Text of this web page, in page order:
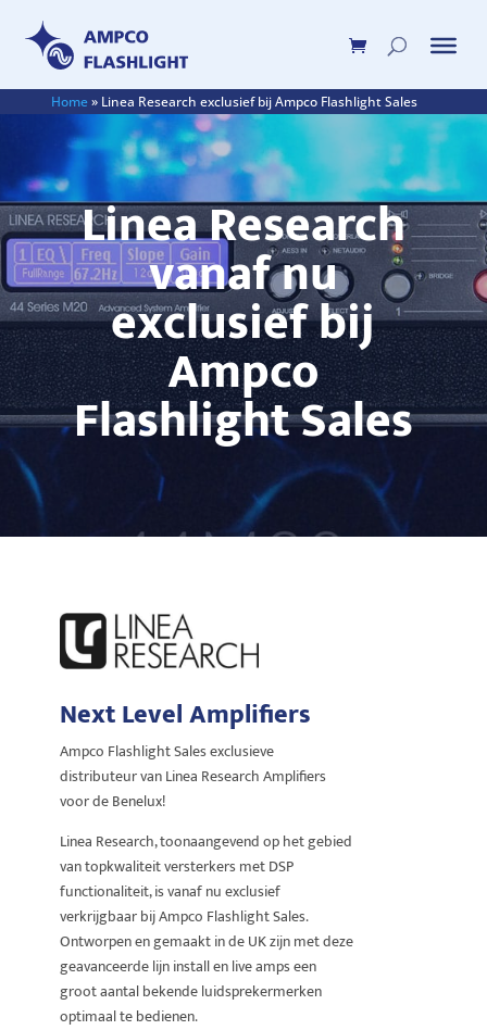
Home» Linea Research exclusief bij Ampco Flashlight Sales
Linea Research
vanaf nu
exclusief bij
Ampco
Flashlight Sales
Next Level Amplifiers
Ampco Flashlight Sales exclusieve
distributeur van Linea Research Amplifiers
voor de Benelux!
Linea Research, toonaangevend op het gebied
van topkwaliteit versterkers met DSP
functionaliteit, is vanaf nu exclusief
verkrijgbaar bij Ampco Flashlight Sales.
Ontworpen en gemaakt in de UK zijn met deze
geavanceerde lijn install en live amps een
groot aantal bekende luidsprekermerken
optimaal te bedienen.